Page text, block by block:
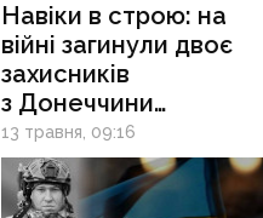
Навіки в строю: на
війні загинули двоє
захисників
з Донеччини
та Луганщини
13 травня, 09:16